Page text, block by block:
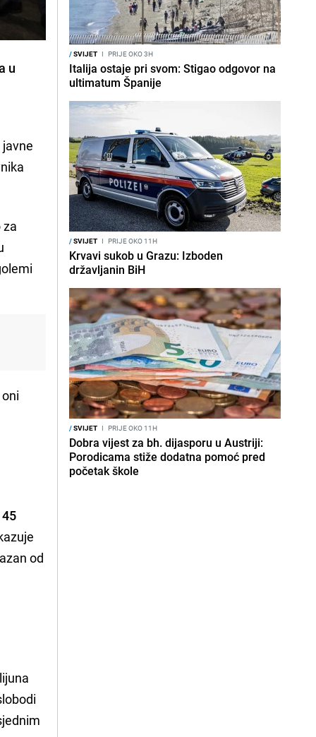
u
45
od
/SVIJET I PRIJE OKO 3H
Italija ostaje pri svom: Stigao odgovor na
ultimatum Španije
/SVIJET I PRIJE OKO 11H
Krvavi sukob u Grazu: Izboden
državljanin BiH
/SVIJET I PRIJE OKO 11H
Dobra vijest za bh. dijasporu u Austriji:
Porodicama stiže dodatna pomoć pred
početak škole